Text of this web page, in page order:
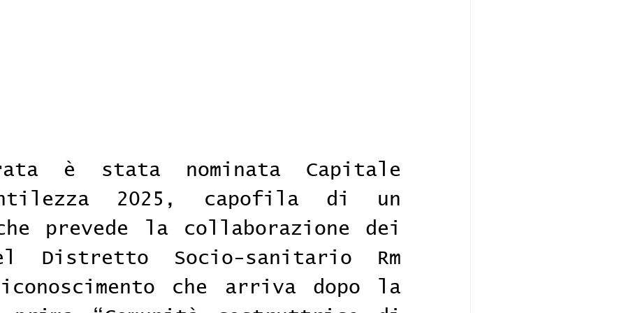
è stata nominata Capitale
2025, capofila di un
prevede la collaborazione dei
Distretto Socio-sanitario Rm
che arriva dopo la